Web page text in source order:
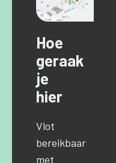
Hoe
geraak
je
hier
Vlot
bereikbaar
met